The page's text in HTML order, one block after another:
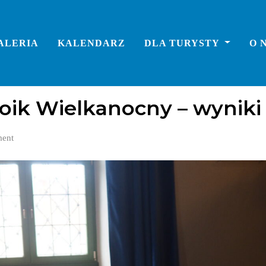
KALENDARZ DLA TURYSTY O
Wielkanocny – wyniki